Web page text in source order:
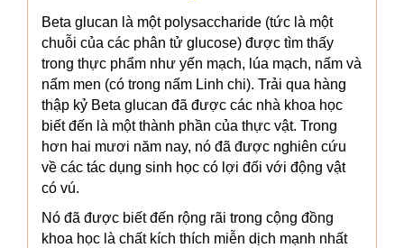
Beta glucan là một polysaccharide (tức là một
chuỗi của các phân tử glucose) được tìm thấy
trong thực phẩm như yến mạch, lúa mạch, nấm và
nấm men (có trong nấm Linh chi). Trải qua hàng
thập kỷ Beta glucan đã được các nhà khoa học
biết đến là một thành phần của thực vật. Trong
hơn hai mươi năm nay, nó đã được nghiên cứu
về các tác dụng sinh học có lợi đối với động vật
có vú.
Nó đã được biết đến rộng rãi trong cộng đồng
khoa học là chất kích thích miễn dịch mạnh nhất